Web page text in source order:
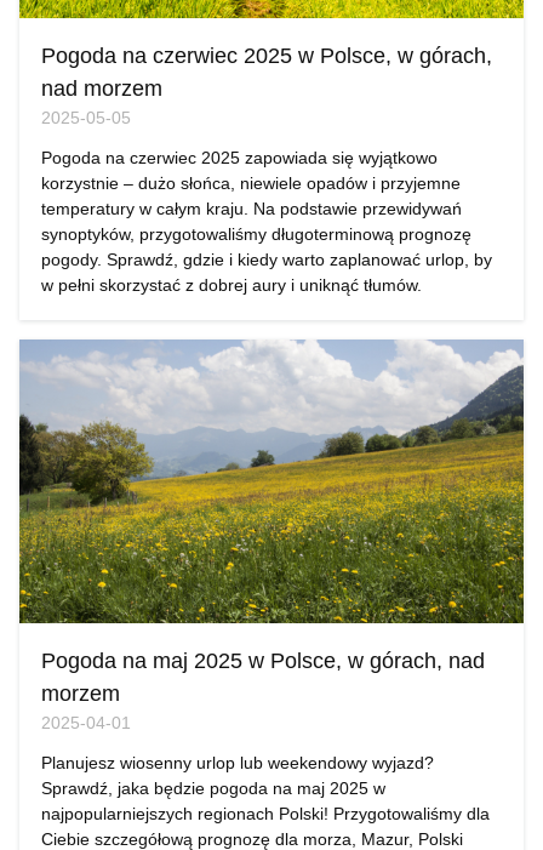
Pogoda na czerwiec 2025 w Polsce, w górach,
nad morzem
2025-05-05
Pogoda na czerwiec 2025 zapowiada się wyjątkowo
korzystnie – dużo słońca, niewiele opadów i przyjemne
temperatury w całym kraju. Na podstawie przewidywań
synoptyków, przygotowaliśmy długoterminową prognozę
pogody. Sprawdź, gdzie i kiedy warto zaplanować urlop, by
w pełni skorzystać z dobrej aury i uniknąć tłumów.
Pogoda na maj 2025 w Polsce, w górach, nad
morzem
2025-04-01
Planujesz wiosenny urlop lub weekendowy wyjazd?
Sprawdź, jaka będzie pogoda na maj 2025 w
najpopularniejszych regionach Polski! Przygotowaliśmy dla
Ciebie szczegółową prognozę dla morza, Mazur, Polski